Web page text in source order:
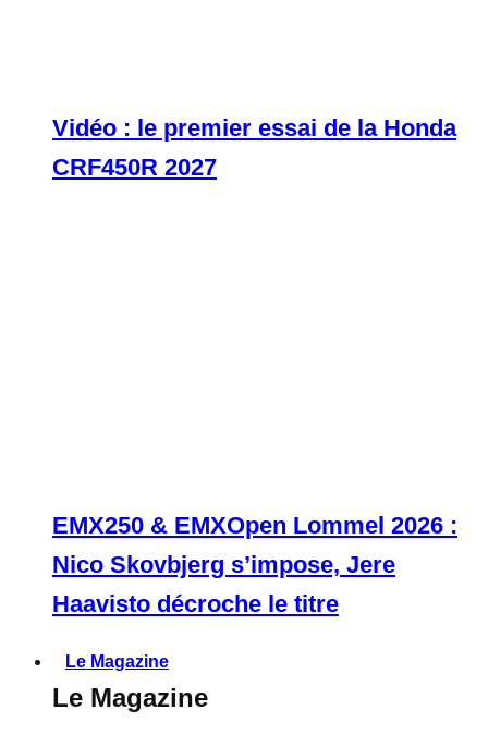
Vidéo : le premier essai de la Honda
CRF450R 2027
EMX250 & EMXOpen Lommel 2026 :
Nico Skovbjerg s’impose, Jere
Haavisto décroche le titre
Le Magazine
Le Magazine